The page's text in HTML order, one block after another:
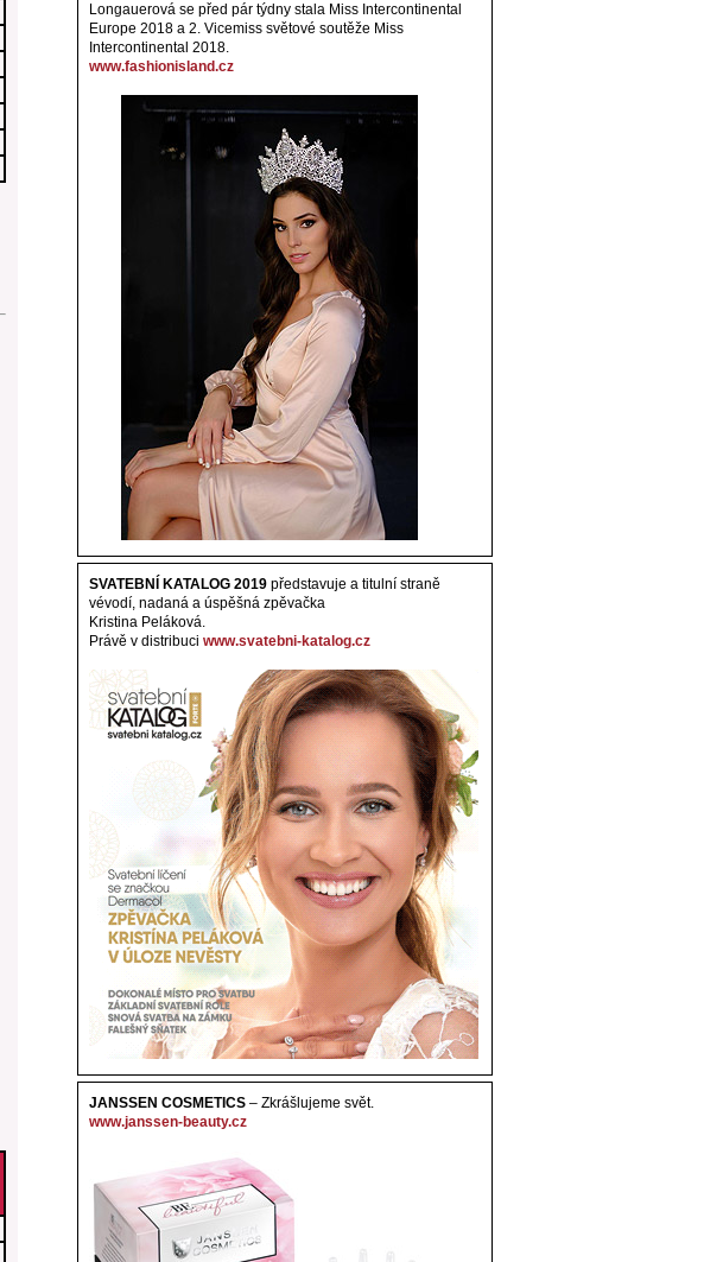
Longauerová se před pár týdny stala Miss Intercontinental
Europe 2018 a 2. Vicemiss světové soutěže Miss
Intercontinental 2018.
www.fashionisland.cz
SVATEBNÍ KATALOG 2019 představuje a titulní straně
vévodí, nadaná a úspěšná zpěvačka
Kristina Peláková.
Právě v distribuci www.svatebni-katalog.cz
JANSSEN COSMETICS – Zkrášlujeme svět.
www.janssen-beauty.cz